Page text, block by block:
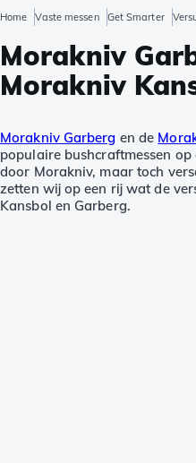
Home Vaste messen Get Smarter
Morakniv
Morakniv
Morakniv Garberg en de
populaire bushcraftmessen
door Morakniv, maar toch
zetten wij op een rij wat de
Kansbol en Garberg.